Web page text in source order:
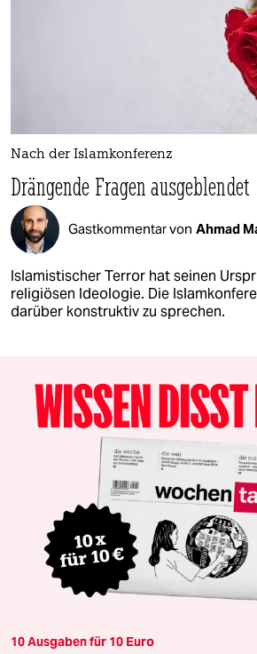
Nach der Islamkonferenz
Drängende Fragen ausgeblendet
Gastkommentar von Ahmad
Islamistischer Terror hat seinen
religiösen Ideologie. Die
darüber konstruktiv zu sprechen.
10 Ausgaben für 10 Euro